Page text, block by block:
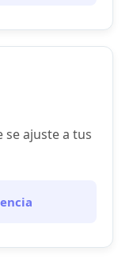
se ajuste a tus